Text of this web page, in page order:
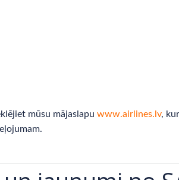
mūsu mājaslapu www.airlines.lv, kur